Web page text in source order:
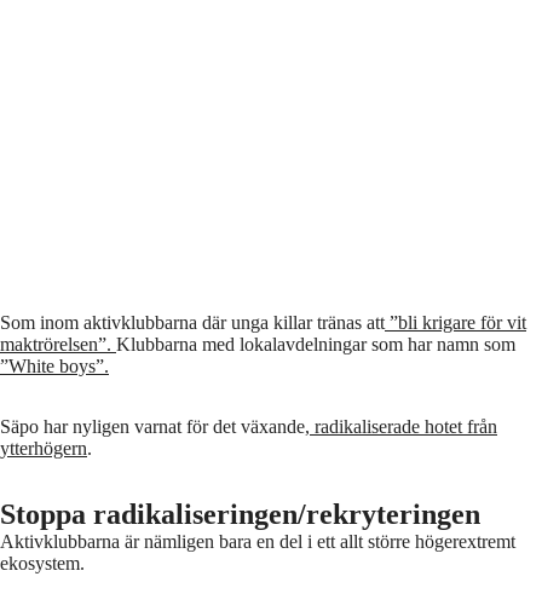
Som inom aktivklubbarna där unga killar tränas att ”bli krigare för vit
maktrörelsen”. Klubbarna med lokalavdelningar som har namn som
”White boys”.
Säpo har nyligen varnat för det växande, radikaliserade hotet från
ytterhögern.
Stoppa radikaliseringen/rekryteringen
Aktivklubbarna är nämligen bara en del i ett allt större högerextremt
ekosystem.